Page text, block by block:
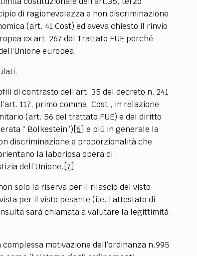
di ragionevolezza e non discriminazione
(art. 41 Cost) ed aveva chiesto il rinvio
ex art. 267 del Trattato FUE perché
europea.
di contrasto dell’art. 35 del decreto n. 241
117, primo comma, Cost., in relazione
(art. 56 del trattato FUE) e del diritto
“ Bolkestein”) [6] e più in generale la
discriminazione e proporzionalità che
la laboriosa opera di
dell’Unione. [7]
solo la riserva per il rilascio del visto
per il visto pesante (i.e. l’attestato di
sarà chiamata a valutare la legittimità
motivazione dell’ordinanza n.995